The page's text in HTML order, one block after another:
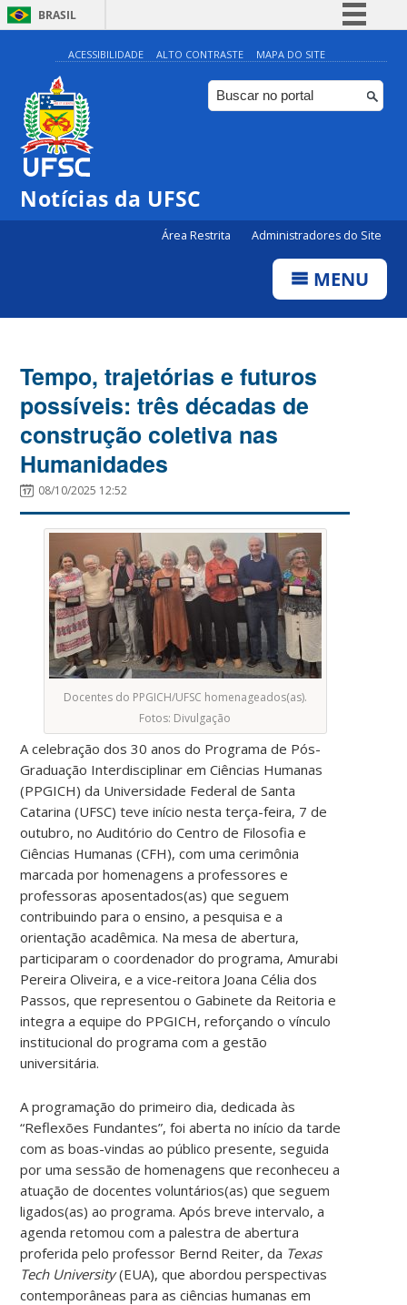
BRASIL
Simplifique!
Comunica BR
Participe
ACESSIBILIDADE ALTO CONTRASTE MAPA DO SITE
Notícias da UFSC
Área Restrita Administradores do Site
MENU
Tempo, trajetórias e futuros
possíveis: três décadas de
construção coletiva nas
Humanidades
08/10/2025 12:52
Docentes do PPGICH/UFSC homenageados(as).
Fotos: Divulgação
A celebração dos 30 anos do Programa de Pós-
Graduação Interdisciplinar em Ciências Humanas
(PPGICH) da Universidade Federal de Santa
Catarina (UFSC) teve início nesta terça-feira, 7 de
outubro, no Auditório do Centro de Filosofia e
Ciências Humanas (CFH), com uma cerimônia
marcada por homenagens a professores e
professoras aposentados(as) que seguem
contribuindo para o ensino, a pesquisa e a
orientação acadêmica. Na mesa de abertura,
participaram o coordenador do programa, Amurabi
Pereira Oliveira, e a vice-reitora Joana Célia dos
Passos, que representou o Gabinete da Reitoria e
integra a equipe do PPGICH, reforçando o vínculo
institucional do programa com a gestão
universitária.
A programação do primeiro dia, dedicada às
“Reflexões Fundantes”, foi aberta no início da tarde
com as boas-vindas ao público presente, seguida
por uma sessão de homenagens que reconheceu a
atuação de docentes voluntários(as) que seguem
ligados(as) ao programa. Após breve intervalo, a
agenda retomou com a palestra de abertura
proferida pelo professor Bernd Reiter, da Texas
Tech University(EUA), que abordou perspectivas
contemporâneas para as ciências humanas em